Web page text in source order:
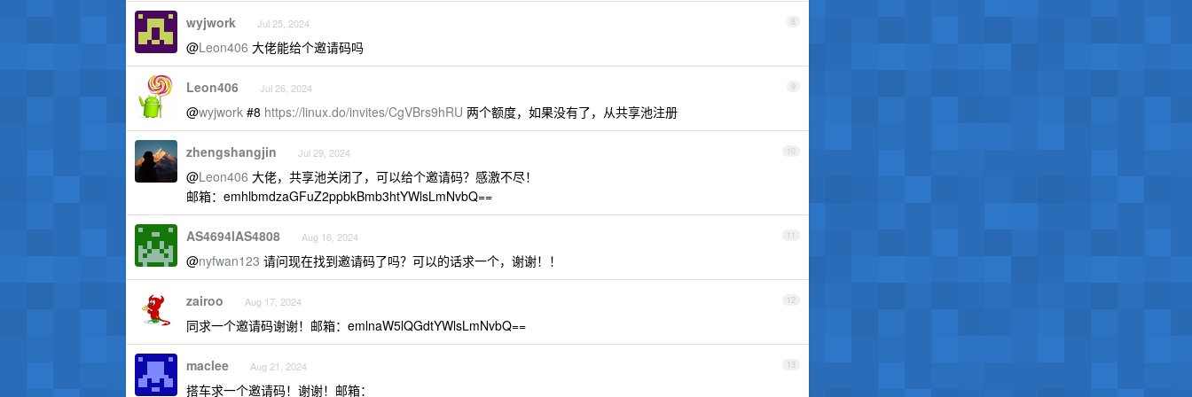
8
wyjwork Jul 25, 2024
@Leon406 大佬能给个邀请码吗
9
Leon406 Jul 26, 2024
@wyjwork #8 https://linux.do/invites/CgVBrs9hRU 两个额度，如果没有了，从共享池注册
10
zhengshangjin Jul 29, 2024
@Leon406 大佬，共享池关闭了，可以给个邀请码？感激不尽！
邮箱：emhlbmdzaGFuZ2ppbkBmb3htYWlsLmNvbQ==
11
AS4694lAS4808 Aug 16, 2024
@nyfwan123 请问现在找到邀请码了吗？可以的话求一个，谢谢！！
12
zairoo Aug 17, 2024
同求一个邀请码谢谢！邮箱：emlnaW5lQGdtYWlsLmNvbQ==
13
maclee Aug 21, 2024
搭车求一个邀请码！谢谢！邮箱：